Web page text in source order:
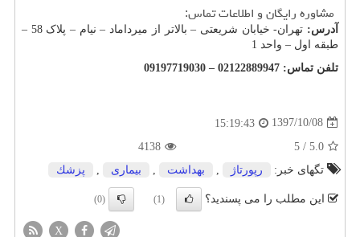
مشاوره رایگان و اطلاعات تماس:
آدرس:
تهران- خیابان شریعتی – بالاتر از میرداماد – نیام – پلاک 58 –
طبقه اول – واحد 1
تلفن تماس: 02122889947
–
09197719030
1397/10/08
15:19:43
5.0
/
5
4138
تگهای خبر:
رپورتاژ بهداشت بیماری پزشك
این مطلب را می پسندید؟ (1)
(0)
X